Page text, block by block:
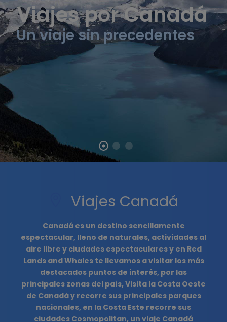
Viajes por Canadá
Un viaje sin precedentes
Viajes Canadá
Canadá es un destino sencillamente
espectacular, lleno de naturales, actividades al
aire libre y ciudades espectaculares y en Red
Lands and Whales te llevamos a visitar los más
destacados puntos de interés, por las
principales zonas del país, Visita la Costa Oeste
de Canadá y recorre sus principales parques
nacionales, en la Costa Este recorre sus
ciudades Cosmopolitan, un viaje Canadá